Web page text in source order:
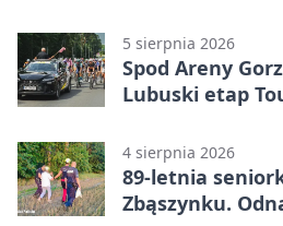
5 sierpnia 2026
Spod Areny
Lubuski etap
4 sierpnia 2026
89-letnia
Zbąszynku.